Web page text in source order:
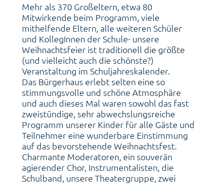
Mehr als 370 Großeltern, etwa 80
Mitwirkende beim Programm, viele
mithelfende Eltern, alle weiteren Schüler
und KollegInnen der Schule- unsere
Weihnachtsfeier ist traditionell die größte
(und vielleicht auch die schönste?)
Veranstaltung im Schuljahreskalender.
Das Bürgerhaus erlebt selten eine so
stimmungsvolle und schöne Atmosphäre
und auch dieses Mal waren sowohl das fast
zweistündige, sehr abwechslungsreiche
Programm unserer Kinder für alle Gäste und
Teilnehmer eine wunderbare Einstimmung
auf das bevorstehende Weihnachtsfest.
Charmante Moderatoren, ein souverän
agierender Chor, Instrumentalisten, die
Schulband, unsere Theatergruppe, zwei